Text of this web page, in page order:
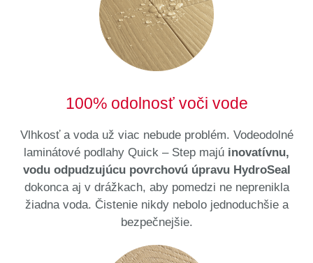
100% odolnosť voči vode
Vlhkosť a voda už viac nebude problém. Vodeodolné
laminátové podlahy Quick – Step majú inovatívnu,
vodu odpudzujúcu povrchovú úpravu HydroSeal
dokonca aj v drážkach, aby pomedzi ne neprenikla
žiadna voda. Čistenie nikdy nebolo jednoduchšie a
bezpečnejšie.